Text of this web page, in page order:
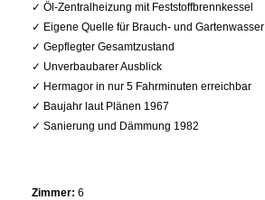
✓ Öl-Zentralheizung mit Feststoffbrennkessel
✓ Eigene Quelle für Brauch- und Gartenwasser
✓ Gepflegter Gesamtzustand
✓ Unverbaubarer Ausblick
✓ Hermagor in nur 5 Fahrminuten erreichbar
✓ Baujahr laut Plänen 1967
✓ Sanierung und Dämmung 1982
Zimmer: 6